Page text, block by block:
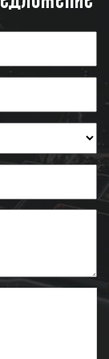
каналемы
«Пятом
популярных
в том числе
среди
клиенты
рекламу
основного